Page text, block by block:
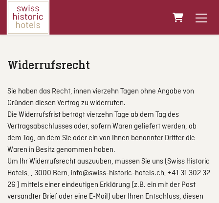
Warenkorb
Widerrufsrecht
Sie haben das Recht, innen vierzehn Tagen ohne Angabe von
Gründen diesen Vertrag zu widerrufen.
Die Widerrufsfrist beträgt vierzehn Tage ab dem Tag des
Vertragsabschlusses oder, sofern Waren geliefert werden, ab
dem Tag, an dem Sie oder ein von Ihnen benannter Dritter die
Waren in Besitz genommen haben.
Um Ihr Widerrufsrecht auszuüben, müssen Sie uns (Swiss Historic
Hotels, , 3000 Bern, info@swiss-historic-hotels.ch, +41 31 302 32
26 ) mittels einer eindeutigen Erklärung (z.B. ein mit der Post
versandter Brief oder eine E-Mail) über Ihren Entschluss, diesen